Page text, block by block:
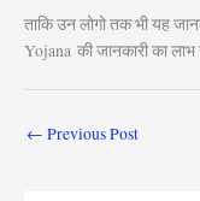
ताकि उन लोगो तक भी यह
Yojana की जानकारी का
← Previous Post